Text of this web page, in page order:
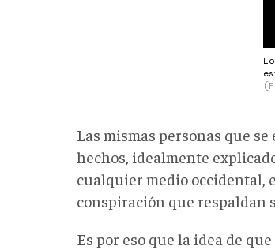
Las mismas personas que
hechos, idealmente
cualquier medio occidental,
conspiración que respaldan
Es por eso que la idea de